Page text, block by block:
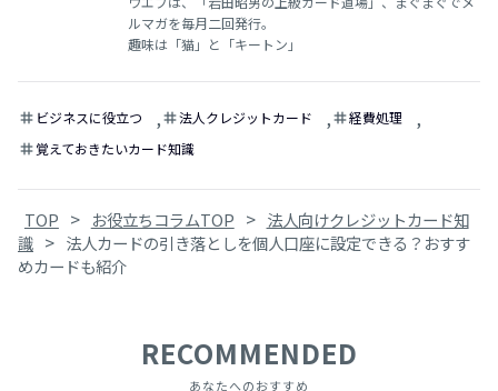
ルマガを毎月二回発行。
趣味は「猫」と「キートン」
tag ビジネスに役立つ ,tag法人クレジットカード ,tag経費処理 ,
tag覚えておきたいカード知識
TOP > お役立ちコラムTOP > 法人向けクレジットカード知
識 > 法人カードの引き落としを個人口座に設定できる？おすす
めカードも紹介
RECOMMENDED
あなたへのおすすめ